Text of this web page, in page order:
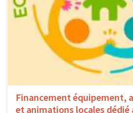
Financement équipement,
et animations locales dédié